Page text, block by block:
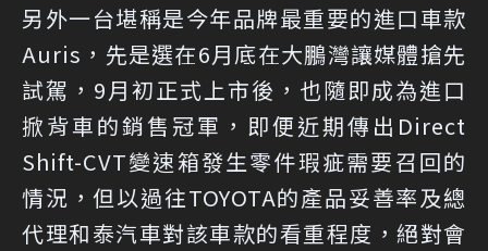
另外一台堪稱是今年品牌最重要的進口車款
Auris，先是選在6月底在大鵬灣讓媒體搶先
試駕，9月初正式上市後，也隨即成為進口
掀背車的銷售冠軍，即便近期傳出Direct
Shift-CVT變速箱發生零件瑕疵需要召回的
情況，但以過往TOYOTA的產品妥善率及總
代理和泰汽車對該車款的看重程度，絕對會